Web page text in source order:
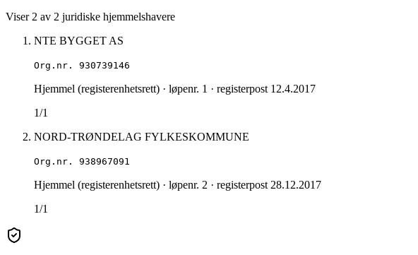
Viser 2 av 2 juridiske hjemmelshavere
NTE BYGGET AS
Org.nr. 930739146
Hjemmel (registerenhetsrett) · løpenr. 1 · registerpost 12.4.2017
1/1
NORD-TRØNDELAG FYLKESKOMMUNE
Org.nr. 938967091
Hjemmel (registerenhetsrett) · løpenr. 2 · registerpost 28.12.2017
1/1